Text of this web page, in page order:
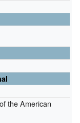
the American